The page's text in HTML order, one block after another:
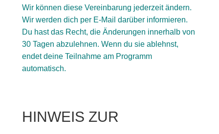
Wir können diese Vereinbarung jederzeit ändern.
Wir werden dich per E-Mail darüber informieren.
Du hast das Recht, die Änderungen innerhalb von
30 Tagen abzulehnen. Wenn du sie ablehnst,
endet deine Teilnahme am Programm
automatisch.
HINWEIS ZUR